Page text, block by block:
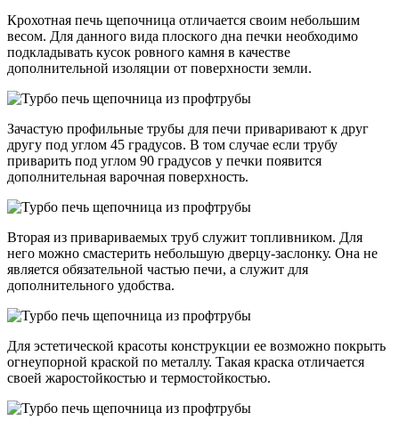
Крохотная печь щепочница отличается своим небольшим
весом. Для данного вида плоского дна печки необходимо
подкладывать кусок ровного камня в качестве
дополнительной изоляции от поверхности земли.
Зачастую профильные трубы для печи приваривают к друг
другу под углом 45 градусов. В том случае если трубу
приварить под углом 90 градусов у печки появится
дополнительная варочная поверхность.
Вторая из привариваемых труб служит топливником. Для
него можно смастерить небольшую дверцу-заслонку. Она не
является обязательной частью печи, а служит для
дополнительного удобства.
Для эстетической красоты конструкции ее возможно покрыть
огнеупорной краской по металлу. Такая краска отличается
своей жаростойкостью и термостойкостью.